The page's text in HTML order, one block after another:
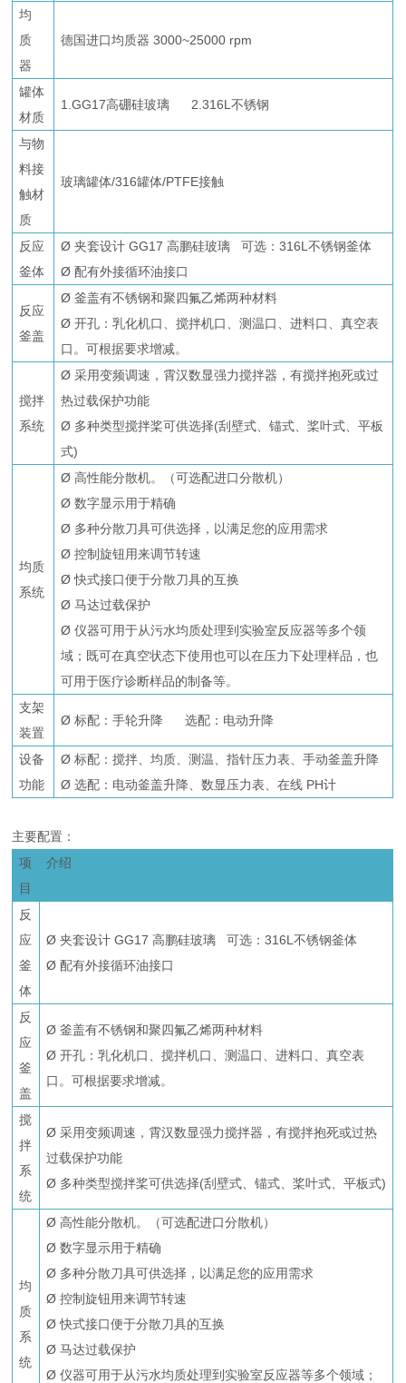
均
质
器
德国进口均质器 3000~25000 rpm
罐体
材质
1.GG17高硼硅玻璃 2.316L不锈钢
与物
料接
触材
质
玻璃罐体/316罐体/PTFE接触
反应
釜体
Ø 夹套设计 GG17 高鹏硅玻璃 可选：316L不锈钢釜体
Ø 配有外接循环油接口
反应
釜盖
Ø 釜盖有不锈钢和聚四氟乙烯两种材料
Ø 开孔：乳化机口、搅拌机口、测温口、进料口、真空表
口。可根据要求增减。
搅拌
系统
Ø 采用变频调速，霄汉数显强力搅拌器，有搅拌抱死或过
热过载保护功能
Ø 多种类型搅拌桨可供选择(刮壁式、锚式、桨叶式、平板
式)
均质
系统
Ø 高性能分散机。（可选配进口分散机）
Ø 数字显示用于精确
Ø 多种分散刀具可供选择，以满足您的应用需求
Ø 控制旋钮用来调节转速
Ø 快式接口便于分散刀具的互换
Ø 马达过载保护
Ø 仪器可用于从污水均质处理到实验室反应器等多个领
域；既可在真空状态下使用也可以在压力下处理样品，也
可用于医疗诊断样品的制备等。
支架
装置
Ø 标配：手轮升降 选配：电动升降
设备
功能
Ø 标配：搅拌、均质、测温、指针压力表、手动釜盖升降
Ø 选配：电动釜盖升降、数显压力表、在线 PH计
主要配置：
项
目
介绍
反
应
釜
体
Ø 夹套设计 GG17 高鹏硅玻璃 可选：316L不锈钢釜体
Ø 配有外接循环油接口
反
应
釜
盖
Ø 釜盖有不锈钢和聚四氟乙烯两种材料
Ø 开孔：乳化机口、搅拌机口、测温口、进料口、真空表
口。可根据要求增减。
搅
拌
系
统
Ø 采用变频调速，霄汉数显强力搅拌器，有搅拌抱死或过热
过载保护功能
Ø 多种类型搅拌桨可供选择(刮壁式、锚式、桨叶式、平板式)
均
质
系
统
Ø 高性能分散机。（可选配进口分散机）
Ø 数字显示用于精确
Ø 多种分散刀具可供选择，以满足您的应用需求
Ø 控制旋钮用来调节转速
Ø 快式接口便于分散刀具的互换
Ø 马达过载保护
Ø 仪器可用于从污水均质处理到实验室反应器等多个领域；